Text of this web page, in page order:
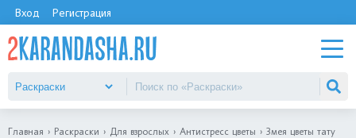
Вход Регистрация
Главная Раскраски Для взрослых Антистресс цветы Змея цветы тату